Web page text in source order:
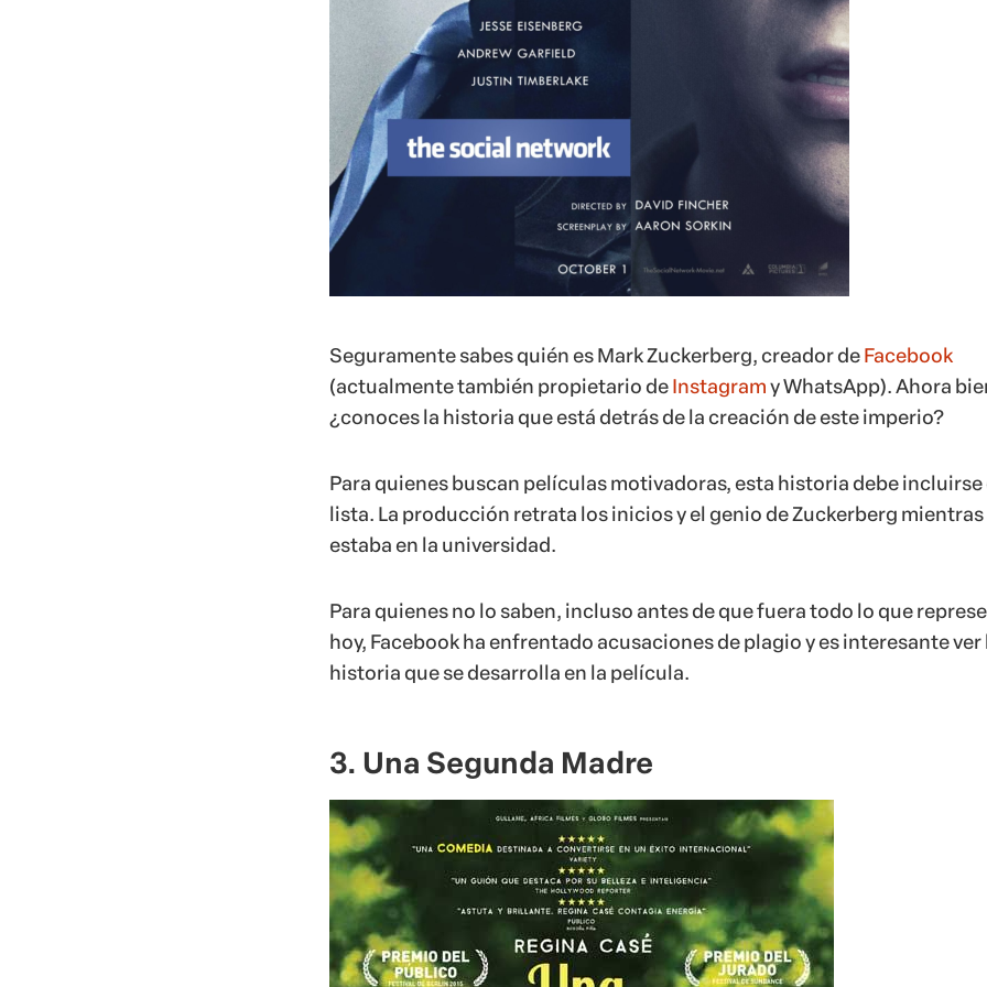
Seguramente sabes quién es Mark Zuckerberg, creador deFacebook
(actualmente también propietario deInstagramy WhatsApp). Ahora
¿conoces la historia que está detrás de la creación de este imperio?
Para quienes buscan películas motivadoras, esta historia debe incluirse
lista. La producción retrata los inicios y el genio de Zuckerberg mientras
estaba en la universidad.
Para quienes no lo saben, incluso antes de que fuera todo lo que
hoy, Facebook ha enfrentado acusaciones de plagio y es interesante ver
historia que se desarrolla en la película.
3. Una Segunda Madre